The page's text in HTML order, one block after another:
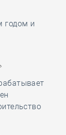
годом и